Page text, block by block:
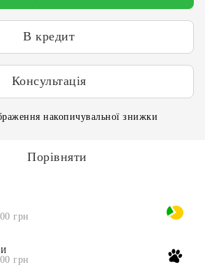
В кредит
Консультація
накопичувальної знижки
Порівняти
грн
грн